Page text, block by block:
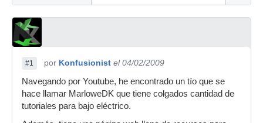
#1 por Konfusionist el 04/02/2009
Navegando por Youtube, he encontrado un tío que se
hace llamar MarloweDK que tiene colgados cantidad de
tutoriales para bajo eléctrico.